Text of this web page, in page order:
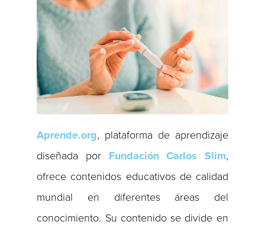
Aprende.org, plataforma de aprendizaje
diseñada por Fundación Carlos Slim,
ofrece contenidos educativos de calidad
mundial en diferentes áreas del
conocimiento. Su contenido se divide en